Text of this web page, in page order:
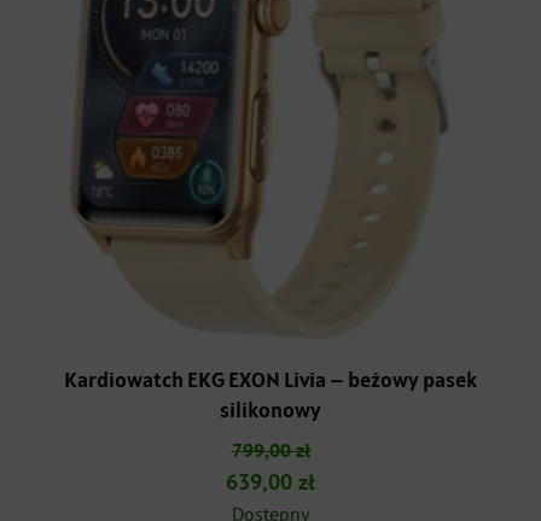
Kardiowatch EKG EXON Livia – beżowy pasek
silikonowy
799,00zł
Pierwotna
cena
639,00 złAktualna
Dostępny